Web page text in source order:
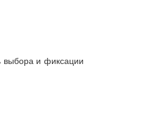
выбора и фиксации